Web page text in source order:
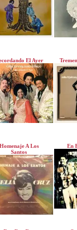
El Ayer
Homenaje A Los
Santos
En